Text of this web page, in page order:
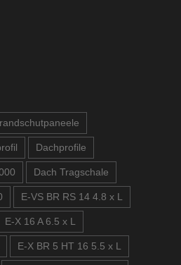
Dachprofile
Dach Tragschale
E-VS BR RS 14 4.8 x L
E-X 16 A 6.5 x L
E-X BR 5 HT 16 5.5 x L